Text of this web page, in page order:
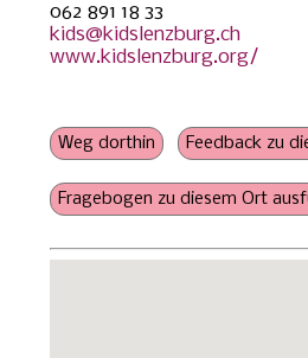
Steckdose
Schoppenwärmer
Konsumation nicht
062 891 18 33
kids@kidslenzburg.ch
www.kidslenzburg.org/